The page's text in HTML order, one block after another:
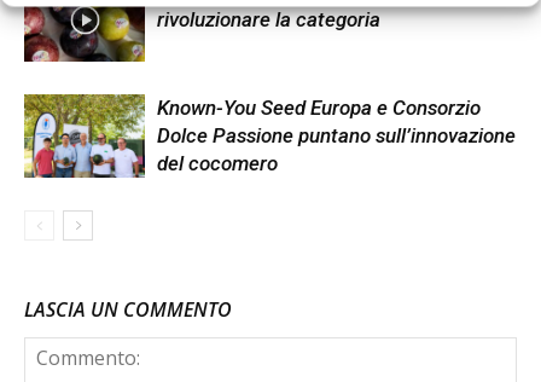
rivoluzionare la categoria
Known-You Seed Europa e Consorzio
Dolce Passione puntano sull’innovazione
del cocomero
LASCIA UN COMMENTO